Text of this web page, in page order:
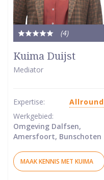
(4)
Totale
waardering:
5
van
Kuima Duijst
Mediator
Expertise:
Allround
Werkgebied:
Omgeving Dalfsen,
Amersfoort, Bunschoten
MAAK KENNIS MET KUIMA